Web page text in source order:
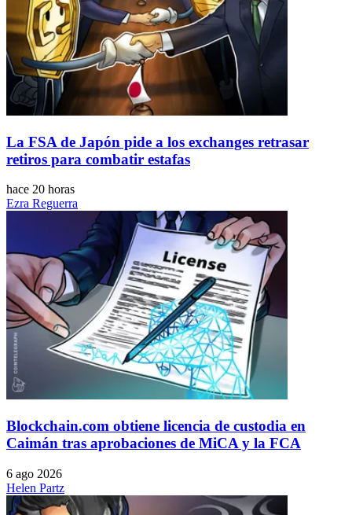
La FSA de Japón pide a los exchanges retrasar
retiros para combatir estafas
hace 20 horas
Ezra Reguerra
Blockchain.com obtiene licencia de custodia en
Caimán tras aprobaciones de MiCA y la FCA
6 ago 2026
Helen Partz